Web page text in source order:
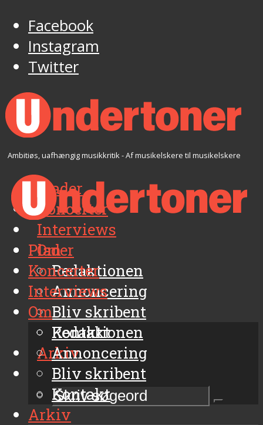
Facebook
Instagram
Twitter
Ambitiøs, uafhængig musikkritik - Af musikelskere til musikelskere
Plader
Koncerter
Interviews
Om
Redaktionen
Annoncering
Bliv skribent
Kontakt
Arkiv
Plader
Koncerter
Interviews
Om
Redaktionen
Annoncering
Bliv skribent
Kontakt
Arkiv